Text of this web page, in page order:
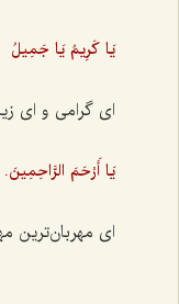
يَا كَرِيمُ يَا جَمِيلُ
ای گرامی و ای
يَا أَرْحَمَ الرَّاحِمِينَ.
ای مهربان‌ترین